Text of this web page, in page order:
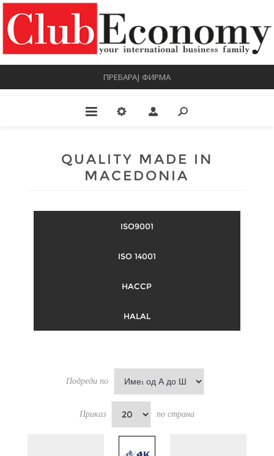
ПРЕБАРАЈ ФИРМА
QUALITY MADE IN
MACEDONIA
ISO9001
ISO 14001
HACCP
HALAL
Подреди по
Приказ по страна